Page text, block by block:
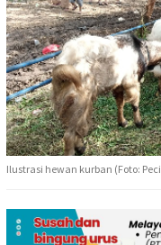
Ilustrasi hewan kurban (Foto: